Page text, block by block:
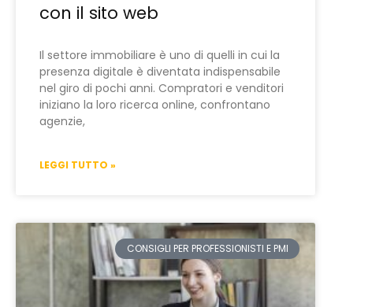
con il sito web
Il settore immobiliare è uno di quelli in cui la
presenza digitale è diventata indispensabile
nel giro di pochi anni. Compratori e venditori
iniziano la loro ricerca online, confrontano
agenzie,
LEGGI TUTTO »
CONSIGLI PER PROFESSIONISTI E PMI